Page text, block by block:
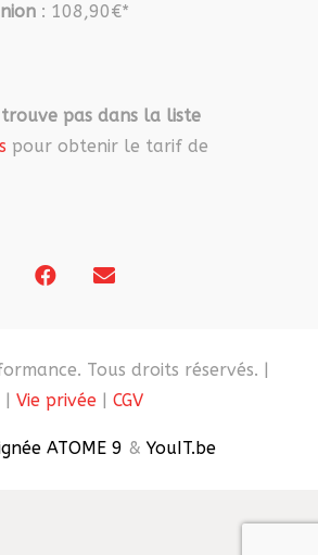
: 108,90€*
pas dans la liste
pour obtenir le tarif de
Tous droits réservés. |
| Vie privée | CGV
ATOME 9 & YouIT.be